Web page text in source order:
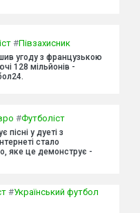
#Півзахисник
угоду з французькою
128 мільйонів -
#Футболіст
пісні у дуеті з
стало
яке це демонструє -
#Український футбол